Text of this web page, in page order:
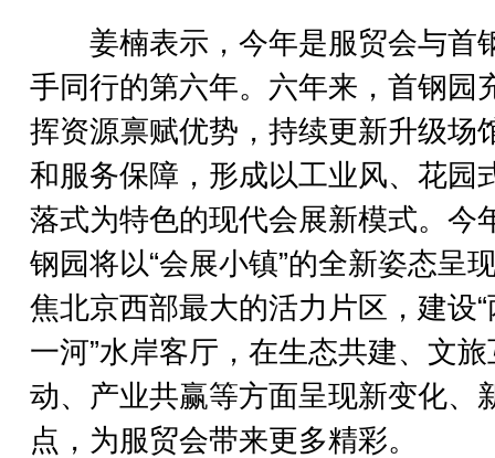
姜楠表示，今年是服贸会与首
手同行的第六年。六年来，首钢园
挥资源禀赋优势，持续更新升级场
和服务保障，形成以工业风、花园
落式为特色的现代会展新模式。今
钢园将以“会展小镇”的全新姿态呈
焦北京西部最大的活力片区，建设
一河”水岸客厅，在生态共建、文旅
动、产业共赢等方面呈现新变化、
点，为服贸会带来更多精彩。